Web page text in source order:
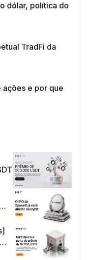
dólar, política do
TradFi da
ações e por que